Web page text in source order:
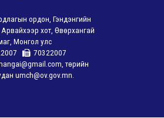
ордон, Гэндэнгийн
хот, Өвөрхангай
Монгол улс
70322007
төрийн
umch@ov.gov.mn.